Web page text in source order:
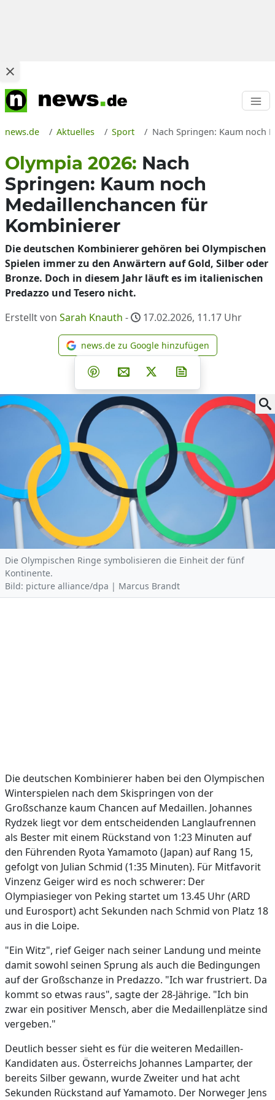
news.de Aktuelles Sport Nach Springen: Kaum noch
Olympia 2026: Nach
Springen: Kaum noch
Medaillenchancen für
Kombinierer
Die deutschen Kombinierer gehören bei Olympischen
Spielen immer zu den Anwärtern auf Gold, Silber oder
Bronze. Doch in diesem Jahr läuft es im italienischen
Predazzo und Tesero nicht.
Erstellt von Sarah Knauth - 17.02.2026, 11.17 Uhr
news.de zu Google
news.de zu Google hinzufügen
Teilen auf Facebook
Teilen auf Whatsapp
Teilen auf Telegram
Teilen auf Pinterest
Per E-Mail teilen
Post auf X
Die Olympischen Ringe symbolisieren die Einheit der fünf
Kontinente.
Bild: picture alliance/dpa | Marcus Brandt
Die deutschen Kombinierer haben bei den Olympischen
Winterspielen nach dem Skispringen von der
Großschanze kaum Chancen auf Medaillen. Johannes
Rydzek liegt vor dem entscheidenden Langlaufrennen
als Bester mit einem Rückstand von 1:23 Minuten auf
den Führenden Ryota Yamamoto (Japan) auf Rang 15,
gefolgt von Julian Schmid (1:35 Minuten). Für Mitfavorit
Vinzenz Geiger wird es noch schwerer: Der
Olympiasieger von Peking startet um 13.45 Uhr (ARD
und Eurosport) acht Sekunden nach Schmid von Platz 18
aus in die Loipe.
"Ein Witz", rief Geiger nach seiner Landung und meinte
damit sowohl seinen Sprung als auch die Bedingungen
auf der Großschanze in Predazzo. "Ich war frustriert. Da
kommt so etwas raus", sagte der 28-Jährige. "Ich bin
zwar ein positiver Mensch, aber die Medaillenplätze sind
vergeben."
Deutlich besser sieht es für die weiteren Medaillen-
Kandidaten aus. Österreichs Johannes Lamparter, der
bereits Silber gewann, wurde Zweiter und hat acht
Sekunden Rückstand auf Yamamoto. Der Norweger Jens